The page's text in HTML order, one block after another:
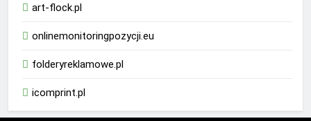
art-flock.pl
onlinemonitoringpozycji.eu
folderyreklamowe.pl
icomprint.pl